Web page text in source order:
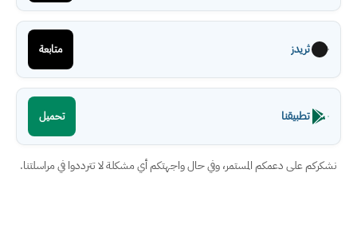
ثريدز متابعة
تطبيقنا تحميل
نشكركم على دعمكم المستمر، وفي حال واجهتكم أي مشكلة لا تترددوا في مراسلتنا.